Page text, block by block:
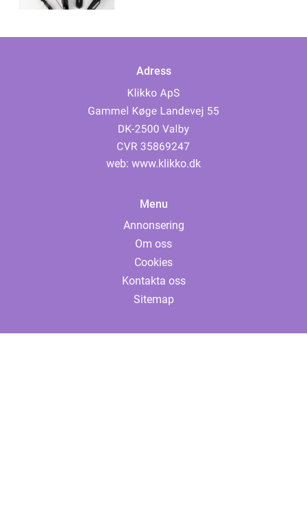
Adress
web: www.klikko.dk
Menu
Annonsering
Om oss
Cookies
Kontakta oss
Sitemap